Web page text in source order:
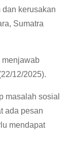
kerusakan
Sumatra
menjawab
12/2025).
masalah sosial
ada pesan
mendapat